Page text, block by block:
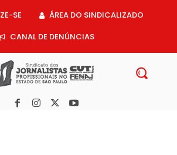
SE
ÁREA DO SINDICALIZADO
CANAL DE DENÚNCIAS